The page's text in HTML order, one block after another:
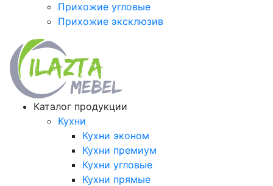
Прихожие угловые
Прихожие эксклюзив
Каталог продукции
Кухни
Кухни эконом
Кухни премиум
Кухни угловые
Кухни прямые